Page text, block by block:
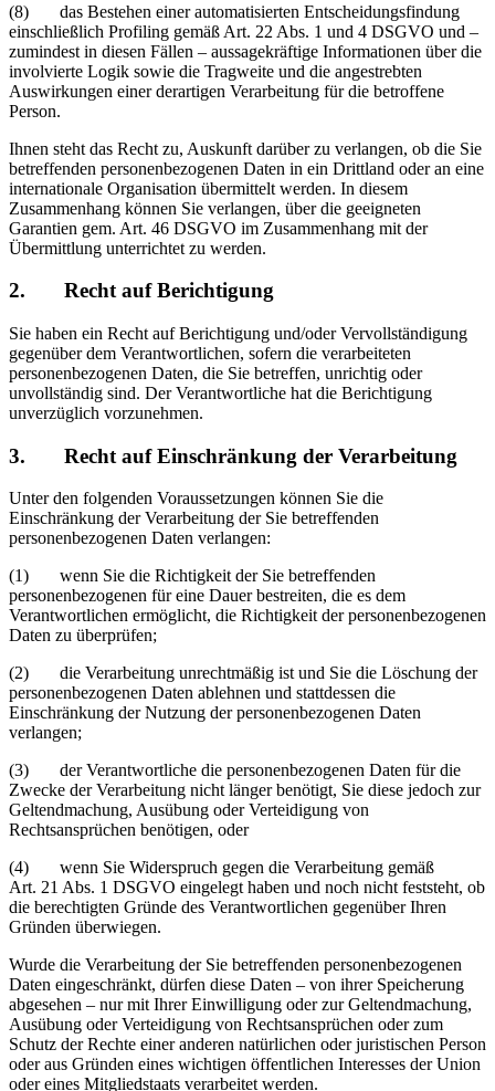
(8) das Bestehen einer automatisierten Entscheidungsfindung
einschließlich Profiling gemäß Art. 22 Abs. 1 und 4 DSGVO und –
zumindest in diesen Fällen – aussagekräftige Informationen über die
involvierte Logik sowie die Tragweite und die angestrebten
Auswirkungen einer derartigen Verarbeitung für die betroffene
Person.
Ihnen steht das Recht zu, Auskunft darüber zu verlangen, ob die Sie
betreffenden personenbezogenen Daten in ein Drittland oder an eine
internationale Organisation übermittelt werden. In diesem
Zusammenhang können Sie verlangen, über die geeigneten
Garantien gem. Art. 46 DSGVO im Zusammenhang mit der
Übermittlung unterrichtet zu werden.
2. Recht auf Berichtigung
Sie haben ein Recht auf Berichtigung und/oder Vervollständigung
gegenüber dem Verantwortlichen, sofern die verarbeiteten
personenbezogenen Daten, die Sie betreffen, unrichtig oder
unvollständig sind. Der Verantwortliche hat die Berichtigung
unverzüglich vorzunehmen.
3. Recht auf Einschränkung der Verarbeitung
Unter den folgenden Voraussetzungen können Sie die
Einschränkung der Verarbeitung der Sie betreffenden
personenbezogenen Daten verlangen:
(1) wenn Sie die Richtigkeit der Sie betreffenden
personenbezogenen für eine Dauer bestreiten, die es dem
Verantwortlichen ermöglicht, die Richtigkeit der personenbezogenen
Daten zu überprüfen;
(2) die Verarbeitung unrechtmäßig ist und Sie die Löschung der
personenbezogenen Daten ablehnen und stattdessen die
Einschränkung der Nutzung der personenbezogenen Daten
verlangen;
(3) der Verantwortliche die personenbezogenen Daten für die
Zwecke der Verarbeitung nicht länger benötigt, Sie diese jedoch zur
Geltendmachung, Ausübung oder Verteidigung von
Rechtsansprüchen benötigen, oder
(4) wenn Sie Widerspruch gegen die Verarbeitung gemäß
Art. 21 Abs. 1 DSGVO eingelegt haben und noch nicht feststeht, ob
die berechtigten Gründe des Verantwortlichen gegenüber Ihren
Gründen überwiegen.
Wurde die Verarbeitung der Sie betreffenden personenbezogenen
Daten eingeschränkt, dürfen diese Daten – von ihrer Speicherung
abgesehen – nur mit Ihrer Einwilligung oder zur Geltendmachung,
Ausübung oder Verteidigung von Rechtsansprüchen oder zum
Schutz der Rechte einer anderen natürlichen oder juristischen Person
oder aus Gründen eines wichtigen öffentlichen Interesses der Union
oder eines Mitgliedstaats verarbeitet werden.